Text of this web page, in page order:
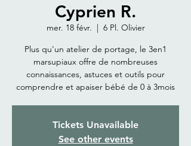
Cyprien R.
mer. 18 févr.
  |
6 Pl. Olivier
Plus qu'un atelier de portage, le 3en1
marsupiaux offre de nombreuses
connaissances, astuces et outils pour
comprendre et apaiser bébé de 0 à 3mois
Tickets Unavailable
See other events